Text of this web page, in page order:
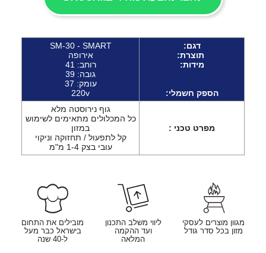
דגם:
תוצרת:
מידות:
הספק חשמלי:
SM-30 - SMART
אירופה
רוחב: 41
גובה: 39
עומק: 37
220v
מפרט טכני :
גוף נירוסטה מלא
כל המכלולים מתאימים לשימוש
במזון
קל לתפעול / תחזוקה וניקוי
עובי בצק 1-4 מ"מ
מגוון מוצרים לעסקי
מזון בכל סדר גודל
ליווי משלב התכנון
ועד ההקמה
המלאה
מובילים את התחום
בישראל כבר מעל
ל-40 שנה